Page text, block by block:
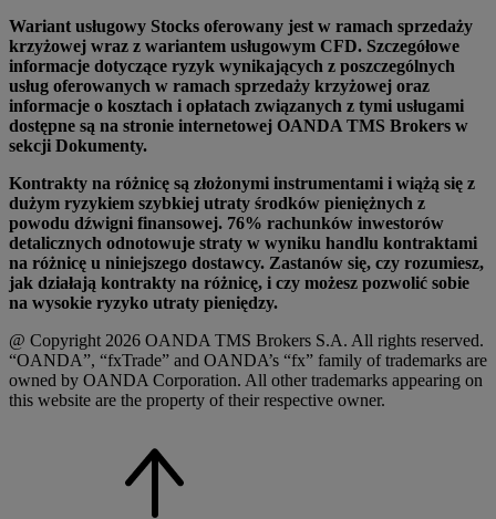
Wariant usługowy Stocks oferowany jest w ramach sprzedaży
krzyżowej wraz z wariantem usługowym CFD. Szczegółowe
informacje dotyczące ryzyk wynikających z poszczególnych
usług oferowanych w ramach sprzedaży krzyżowej oraz
informacje o kosztach i opłatach związanych z tymi usługami
dostępne są na stronie internetowej OANDA TMS Brokers w
sekcji Dokumenty.
Kontrakty na różnicę są złożonymi instrumentami i wiążą się z
dużym ryzykiem szybkiej utraty środków pieniężnych z
powodu dźwigni finansowej. 76% rachunków inwestorów
detalicznych odnotowuje straty w wyniku handlu kontraktami
na różnicę u niniejszego dostawcy. Zastanów się, czy rozumiesz,
jak działają kontrakty na różnicę, i czy możesz pozwolić sobie
na wysokie ryzyko utraty pieniędzy.
@ Copyright 2026 OANDA TMS Brokers S.A. All rights reserved.
“OANDA”, “fxTrade” and OANDA’s “fx” family of trademarks are
owned by OANDA Corporation. All other trademarks appearing on
this website are the property of their respective owner.